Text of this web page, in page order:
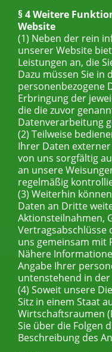
§ 4 Weitere
Website
(1) Neben der rein
unserer Website
Leistungen an, die
Dazu müssen Sie in
personenbezogene
Erbringung der
die die zuvor
Datenverarbeitung
(2) Teilweise
Ihrer Daten
von uns sorgfältig
an unsere
regelmäßig
(3) Weiterhin
Daten an Dritte
Aktionsteilnahmen,
Vertragsabschlüsse
uns gemeinsam mit
Nähere
Angabe Ihrer
untenstehend in
(4) Soweit unsere
Sitz in einem Staat
Wirtschaftsraumen
Sie über die Folgen
Beschreibung des